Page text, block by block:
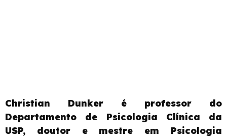
Christian Dunker é professor do
Departamento de Psicologia Clínica da
USP, doutor e mestre em Psicologia